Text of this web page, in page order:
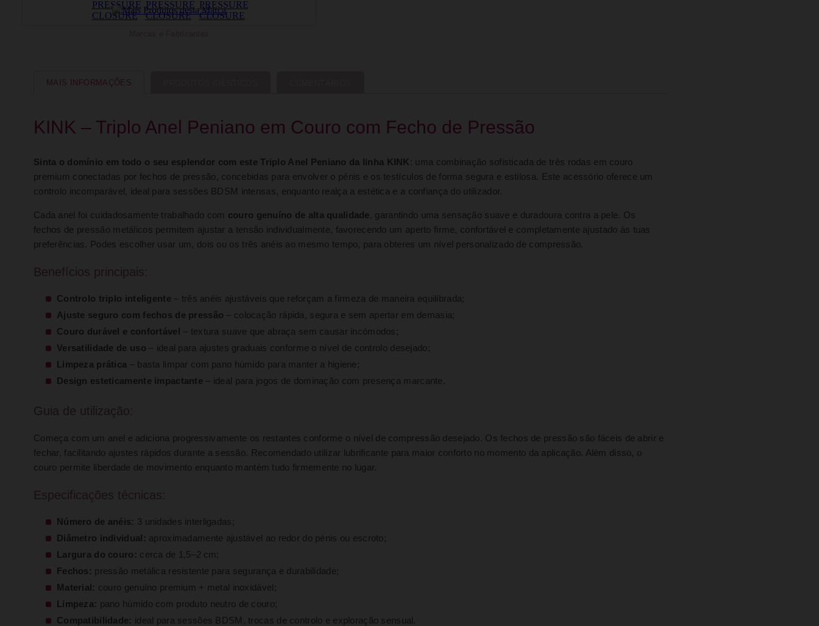
MAIS INFORMAÇÕES
KINK – Triplo Anel Peniano em Couro com Fecho de Pressão
Sinta o domínio em todo o seu esplendor com este Triplo Anel Peniano da linha KINK
: uma combinação sofisticada de três rodas em couro
premium conectadas por fechos de pressão, concebidas para envolver o pénis e os testículos de forma segura e estilosa. Este acessório oferece um
controlo incomparável, ideal para sessões BDSM intensas, enquanto realça a estética e a confiança do utilizador.
Cada anel foi cuidadosamente trabalhado com couro genuíno de alta qualidade , garantindo uma sensação suave e duradoura contra a pele. Os
fechos de pressão metálicos permitem ajustar a tensão individualmente, favorecendo um aperto firme, confortável e completamente ajustado às tuas
preferências. Podes escolher usar um, dois ou os três anéis ao mesmo tempo, para obteres um nível personalizado de compressão.
Benefícios principais:
Controlo triplo inteligente – três anéis ajustáveis que reforçam a firmeza de maneira equilibrada;
Ajuste seguro com fechos de pressão – colocação rápida, segura e sem apertar em demasia;
Couro durável e confortável – textura suave que abraça sem causar incómodos;
Versatilidade de uso – ideal para ajustes graduais conforme o nível de controlo desejado;
Limpeza prática – basta limpar com pano húmido para manter a higiene;
Design esteticamente impactante – ideal para jogos de dominação com presença marcante.
Guia de utilização:
Começa com um anel e adiciona progressivamente os restantes conforme o nível de compressão desejado. Os fechos de pressão são fáceis de abrir e
fechar, facilitando ajustes rápidos durante a sessão. Recomendado utilizar lubrificante para maior conforto no momento da aplicação. Além disso, o
couro permite liberdade de movimento enquanto mantém tudo firmemente no lugar.
Especificações técnicas:
Número de anéis: 3 unidades interligadas;
Diâmetro individual: aproximadamente ajustável ao redor do pénis ou escroto;
Largura do couro: cerca de 1,5–2 cm;
Fechos: pressão metálica resistente para segurança e durabilidade;
Material: couro genuíno premium + metal inoxidável;
Limpeza: pano húmido com produto neutro de couro;
Compatibilidade: ideal para sessões BDSM, trocas de controlo e exploração sensual.